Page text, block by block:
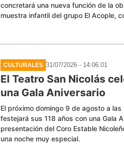
concretará una nueva función de la
muestra infantil del grupo El Acople,
CULTURALES 31/07/2026 - 14:06:01
El Teatro San Nicolás
una Gala Aniversario
El próximo domingo 9 de agosto a
festejará sus 118 años con una Gala
presentación del Coro Estable
una noche muy especial.